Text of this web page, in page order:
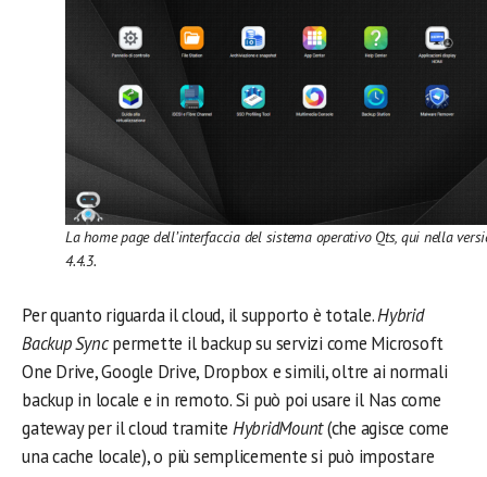
La home page dell’interfaccia del sistema operativo Qts, qui nella
4.4.3.
Per quanto riguarda il cloud, il supporto è totale.Hybrid
Backup Syncpermette il backup su servizi come Microsoft
One Drive, Google Drive, Dropbox e simili, oltre ai normali
backup in locale e in remoto. Si può poi usare il Nas come
gateway per il cloud tramite HybridMount(che agisce come
una cache locale), o più semplicemente si può impostare